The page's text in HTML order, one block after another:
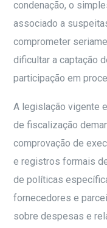
condenação, o
associado a
comprometer
dificultar a captação
participação em
A legislação vigente
de fiscalização
comprovação de
e registros formais
de políticas
fornecedores e
sobre despesas e